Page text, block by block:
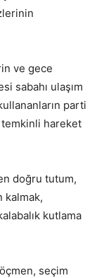
ve gece
sabahı ulaşım
parti
temkinli hareket
doğru tutum,
kalmak,
kutlama
seçim